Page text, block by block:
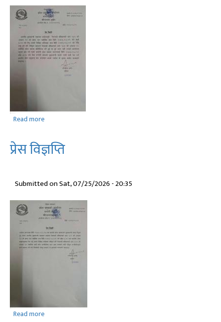
Read more
विज्ञप्ति
प्रेस विज्ञप्ति
Submitted onSat, 07/25/2026 - 20:35
Read more